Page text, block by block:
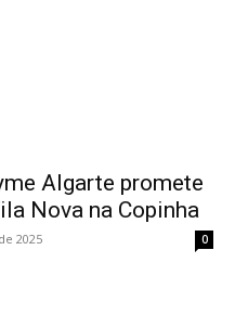
Algarte promete
Nova na Copinha
2025 0